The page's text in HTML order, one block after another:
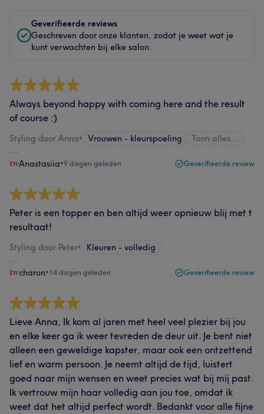
Geverifieerde reviews
Geschreven door onze klanten, zodat je weet wat je
kunt verwachten bij elke salon.
Always beyond happy with coming here and the result
of course :)
Styling door Anna• Vrouwen - kleurspoeling Toon alles…
Anastasiia•9 dagen geleden Geverifieerde review
Peter is een topper en ben altijd weer opnieuw blij met t
resultaat!
Styling door Peter• Kleuren - volledig
charon•14 dagen geleden Geverifieerde review
Lieve Anna, Ik kom al jaren met heel veel plezier bij jou
en elke keer ga ik weer tevreden de deur uit. Je bent niet
alleen een geweldige kapster, maar ook een ontzettend
lief en warm persoon. Je neemt altijd de tijd, luistert
goed naar mijn wensen en weet precies wat bij mij past.
Ik vertrouw mijn haar volledig aan jou toe, omdat ik
weet dat het altijd perfect wordt. Bedankt voor alle fijne